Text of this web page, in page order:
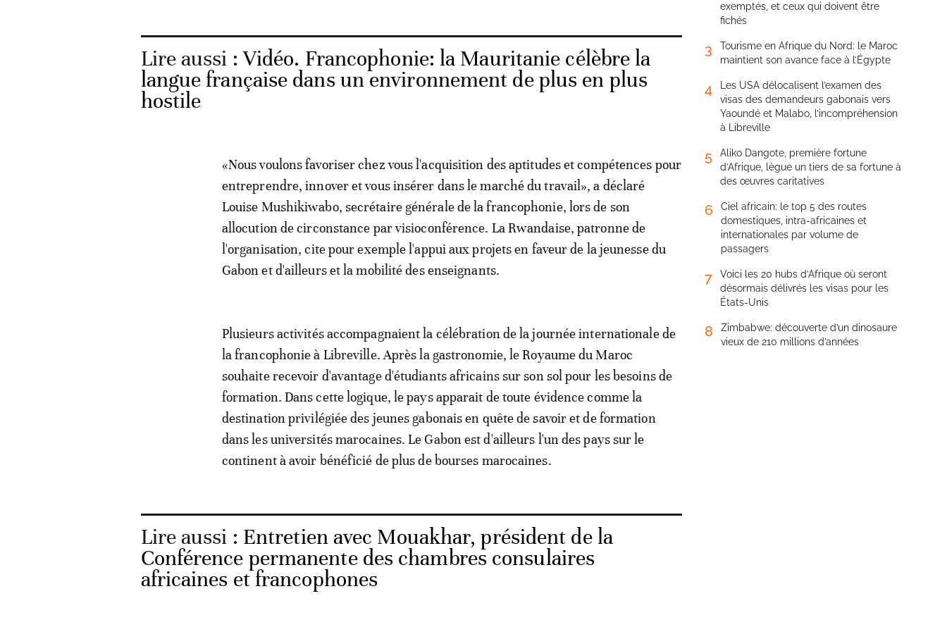
Lire aussi :Vidéo. Francophonie: la Mauritanie célèbre la
langue française dans un environnement de plus en plus
hostile
«Nous voulons favoriser chez vous l'acquisition des aptitudes et compétences pour
entreprendre, innover et vous insérer dans le marché du travail», a déclaré
Louise Mushikiwabo, secrétaire générale de la francophonie, lors de son
allocution de circonstance par visioconférence. La Rwandaise, patronne de
l'organisation, cite pour exemple l'appui aux projets en faveur de la jeunesse du
Gabon et d'ailleurs et la mobilité des enseignants.
Plusieurs activités accompagnaient la célébration de la journée internationale de
la francophonie à Libreville. Après la gastronomie, le Royaume du Maroc
souhaite recevoir d'avantage d'étudiants africains sur son sol pour les besoins de
formation. Dans cette logique, le pays apparait de toute évidence comme la
destination privilégiée des jeunes gabonais en quête de savoir et de formation
dans les universités marocaines. Le Gabon est d'ailleurs l'un des pays sur le
continent à avoir bénéficié de plus de bourses marocaines.
Lire aussi : Entretien avec Mouakhar, président de la
Conférence permanente des chambres consulaires
africaines et francophones
exemptés, et ceux qui doivent être
fichés
3
Tourisme en Afrique du Nord: le Maroc
maintient son avance face à l’Égypte
4
Les USA délocalisent l’examen des
visas des demandeurs gabonais vers
Yaoundé et Malabo, l’incompréhension
à Libreville
5
Aliko Dangote, première fortune
d’Afrique, lègue un tiers de sa fortune à
des œuvres caritatives
6
Ciel africain: le top 5 des routes
domestiques, intra-africaines et
internationales par volume de
passagers
7
Voici les 20 hubs d’Afrique où seront
désormais délivrés les visas pour les
États-Unis
8
Zimbabwe: découverte d’un dinosaure
vieux de 210 millions d’années